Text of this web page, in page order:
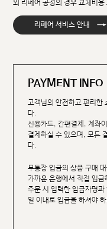
외 리페어 공정의 경우 교체비용
리페어 서비스 안내 →
PAYMENT INFO
고객님의 안전하고 편리한
다.
신용카드, 간편결제, 계좌
결제하실 수 있으며, 모든
다.
무통장 입금의 상품 구매
가까운 은행에서 직접 입금
주문 시 입력한 입금자명
일 이내로 입금을 하셔야